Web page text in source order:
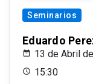
Seminarios
Eduardo
13 de Abril
15:30